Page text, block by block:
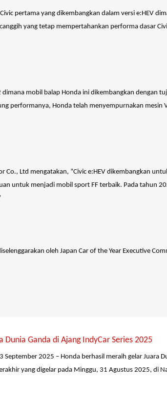
pertama yang dikembangkan dalam versi e:HEV
yang tetap mempertahankan performa dasar
dimana mobil balap Honda ini dikembangkan dengan
performanya, Honda telah menyempurnakan mesin
Co., Ltd mengatakan, ”Civic e:HEV dikembangkan
untuk menjadi mobil sport FF terbaik. Pada tahun
oleh Japan Car of the Year Executive
Dunia Ganda di Ajang IndyCar Series 2025
September 2025 – Honda berhasil meraih gelar Juara
yang digelar pada Minggu, 31 Agustus 2025, di